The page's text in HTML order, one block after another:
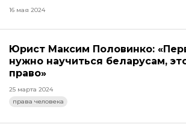
16 мая 2024
Юрист Максим Половинко:
нужно научиться беларусам,
право»
25 марта 2024
права человека